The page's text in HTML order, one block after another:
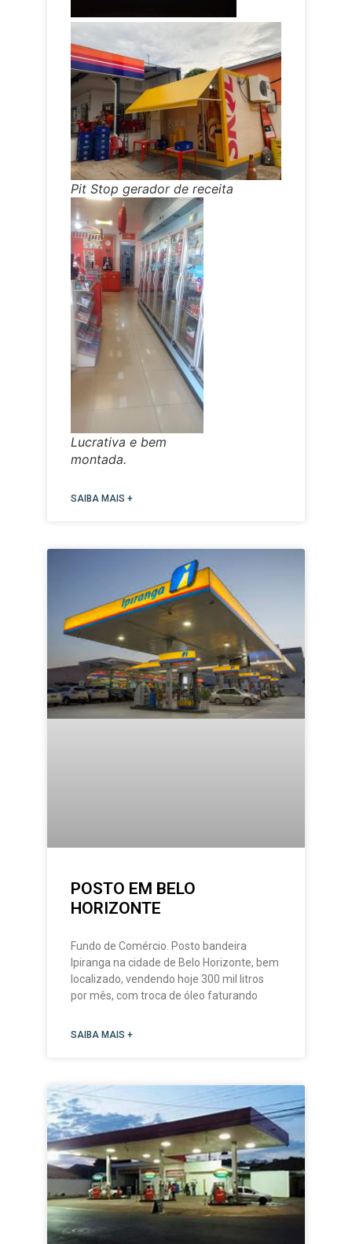
Pit Stop gerador de receita
Lucrativa e bem
montada.
SAIBA MAIS +
POSTO EM BELO
HORIZONTE
Fundo de Comércio. Posto bandeira
Ipiranga na cidade de Belo Horizonte, bem
localizado, vendendo hoje 300 mil litros
por mês, com troca de óleo faturando
SAIBA MAIS +